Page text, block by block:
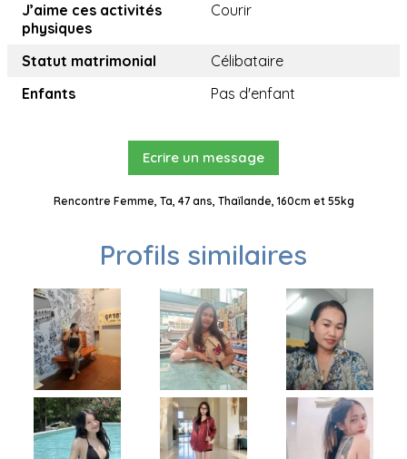
J’aime ces activités
physiques
Courir
Statut matrimonial
Célibataire
Enfants
Pas d'enfant
Ecrire un message
Rencontre Femme, Ta, 47 ans, Thaïlande, 160cm et 55kg
Profils similaires